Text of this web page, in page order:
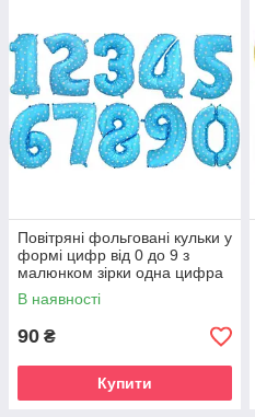
Повітряні фольговані кульки у
формі цифр від 0 до 9 з
малюнком зірки одна цифра
В наявності
90 ₴
Купити